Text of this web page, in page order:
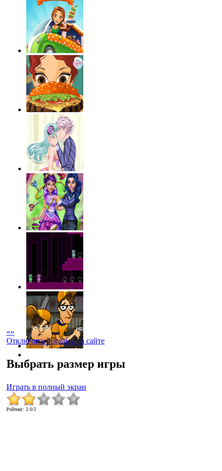
«»
Отключить рекламу на сайте
Выбрать размер игры
Играть в полный экран
Рейтинг: 2.0/2